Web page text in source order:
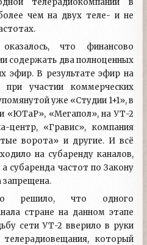
телерадиокомпании в
чем на двух теле- и не
что финансово
содержать два полноценных
эфир. В результате эфир на
при участии коммерческих
уже «Студии 1+1», в
«ЮТаР», «Мегапол», на УТ-2
«Гравис», компания
ворота» и другие. И всё
на субаренду каналов,
субаренда частот по Закону
запрещена.
решило, что одного
стране на данном этапе
сети УТ-2 вверило в руки
который